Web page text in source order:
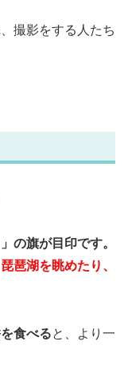
撮影をする人たち
の旗が目印です。
琵琶湖を眺めたり、
食べると、より一